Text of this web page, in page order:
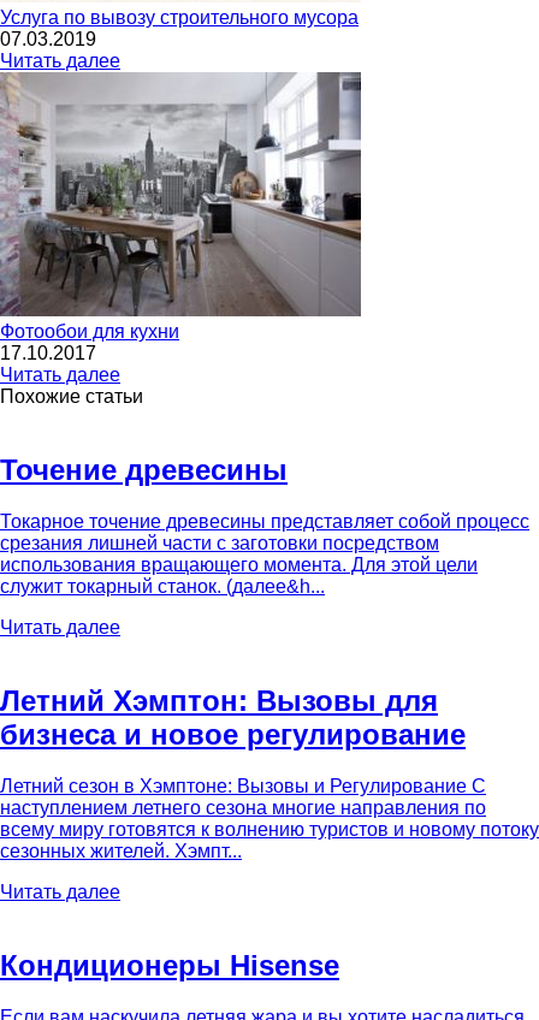
Услуга по вывозу строительного мусора
07.03.2019
Читать далее
Фотообои для кухни
17.10.2017
Читать далее
Похожие статьи
Точение древесины
Токарное точение древесины представляет собой процесс
срезания лишней части с заготовки посредством
использования вращающего момента. Для этой цели
служит токарный станок. (далее&h...
Читать далее
Летний Хэмптон: Вызовы для
бизнеса и новое регулирование
Летний сезон в Хэмптоне: Вызовы и Регулирование С
наступлением летнего сезона многие направления по
всему миру готовятся к волнению туристов и новому потоку
сезонных жителей. Хэмпт...
Читать далее
Кондиционеры Hisense